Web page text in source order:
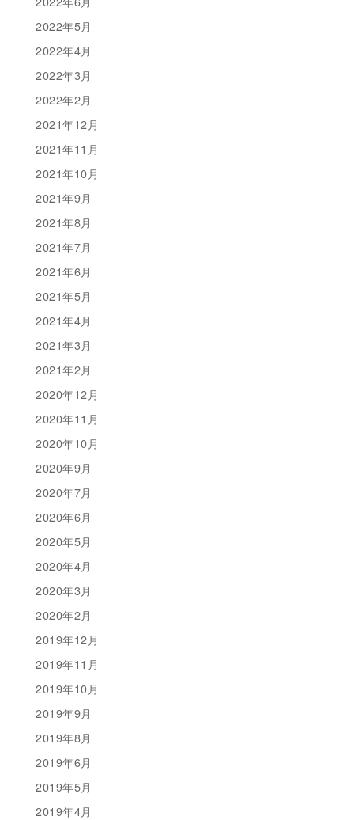
2022年5月
2022年4月
2022年3月
2022年2月
2021年12月
2021年11月
2021年10月
2021年9月
2021年8月
2021年7月
2021年6月
2021年5月
2021年4月
2021年3月
2021年2月
2020年12月
2020年11月
2020年10月
2020年9月
2020年7月
2020年6月
2020年5月
2020年4月
2020年3月
2020年2月
2019年12月
2019年11月
2019年10月
2019年9月
2019年8月
2019年6月
2019年5月
2019年4月